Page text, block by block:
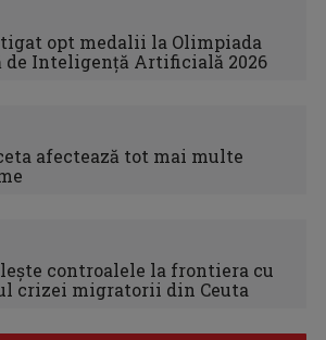
opt medalii la Olimpiada
Inteligență Artificială 2026
afectează tot mai multe
controalele la frontiera cu
crizei migratorii din Ceuta